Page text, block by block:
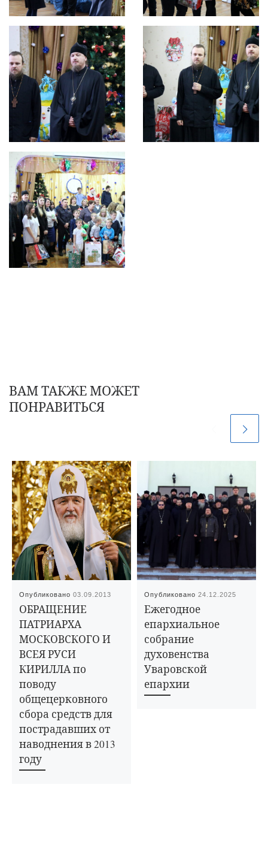
ВАМ ТАКЖЕ МОЖЕТ
ПОНРАВИТЬСЯ
Опубликовано03.09.2013
ОБРАЩЕНИЕ
ПАТРИАРХА
МОСКОВСКОГО И
ВСЕЯ РУСИ
КИРИЛЛА по
поводу
общецерковного
сбора средств для
пострадавших от
наводнения в 2013
году
Опубликовано24.12.2025
Ежегодное
епархиальное
собрание
духовенства
Уваровской
епархии